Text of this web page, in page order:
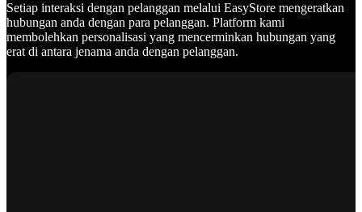
Setiap interaksi dengan pelanggan melalui EasyStore mengeratkan
hubungan anda dengan para pelanggan. Platform kami
membolehkan personalisasi yang mencerminkan hubungan yang
erat di antara jenama anda dengan pelanggan.